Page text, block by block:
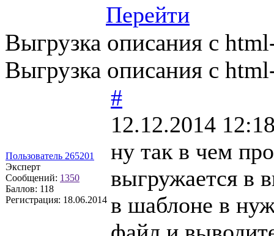
Перейти
Выгрузка описания с
Выгрузка описания с
Пользователь 265201
Эксперт
Сообщений: 1350
Баллов: 118
Регистрация: 18.06.2014
#
12.12.2014
ну так в чем
выгружается в
в шаблоне в